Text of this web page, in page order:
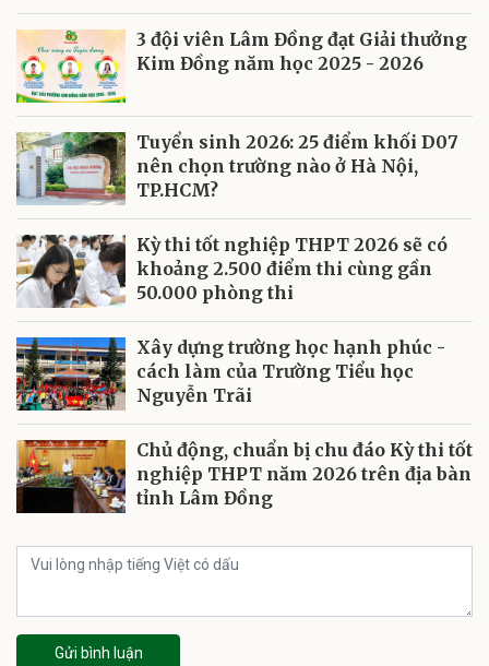
3 đội viên Lâm Đồng đạt Giải thưởng
Kim Đồng năm học 2025 - 2026
Tuyển sinh 2026: 25 điểm khối D07
nên chọn trường nào ở Hà Nội,
TP.HCM?
Kỳ thi tốt nghiệp THPT 2026 sẽ có
khoảng 2.500 điểm thi cùng gần
50.000 phòng thi
Xây dựng trường học hạnh phúc -
cách làm của Trường Tiểu học
Nguyễn Trãi
Chủ động, chuẩn bị chu đáo Kỳ thi tốt
nghiệp THPT năm 2026 trên địa bàn
tỉnh Lâm Đồng
Gửi bình luận